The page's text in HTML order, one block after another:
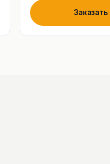
Заказать